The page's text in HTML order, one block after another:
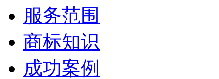
服务范围
商标知识
成功案例